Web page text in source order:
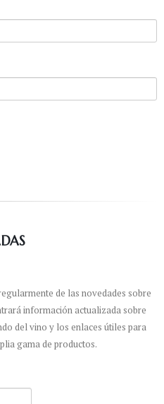
de las novedades sobre
información actualizada sobre
del vino y los enlaces útiles para
gama de productos.